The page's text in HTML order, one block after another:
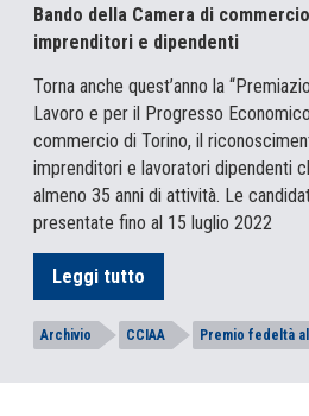
Bando della Camera di
imprenditori e dipendenti
Torna anche quest’anno la
Lavoro e per il Progresso
commercio di Torino, il
imprenditori e lavoratori dipendenti
almeno 35 anni di attività. Le
presentate fino al 15 luglio 2022
Leggi tutto
Archivio CCIAA Premio fedeltà